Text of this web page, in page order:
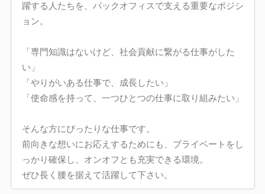
躍する人たちを、バックオフィスで支える重要なポジシ
ョン。
「専門知識はないけど、社会貢献に繋がる仕事がした
い」
「やりがいある仕事で、成長したい」
「使命感を持って、一つひとつの仕事に取り組みたい」
そんな方にぴったりな仕事です。
前向きな想いにお応えするためにも、プライベートをし
っかり確保し、オンオフとも充実できる環境。
ぜひ長く腰を据えて活躍して下さい。